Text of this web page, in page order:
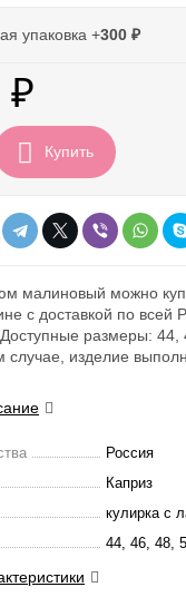
упаковка +300 ₽
₽
Купить
малиновый можно
с доставкой по всей
размеры: 44,
изделие
Россия
Каприз
кулирка с
44, 46, 48,